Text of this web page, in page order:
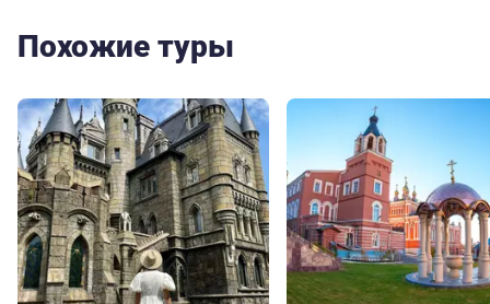
Похожие туры